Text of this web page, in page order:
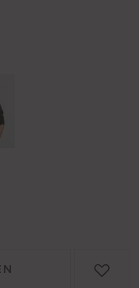
wählen